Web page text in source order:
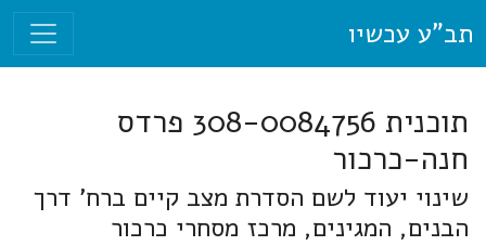
תב"ע עכשיו
תוכנית 308-0084756 פרדס
חנה-כרכור
שינוי יעוד לשם הסדרת מצב קיים ברח' דרך
הבנים, המגינים, מרכז מסחרי כרכור